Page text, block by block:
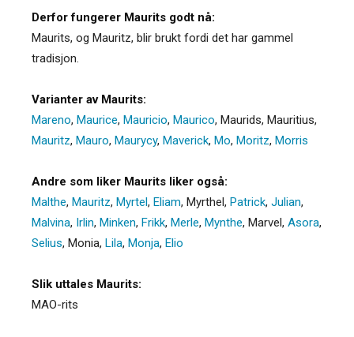
Derfor fungerer Maurits godt nå:
Maurits, og Mauritz, blir brukt fordi det har gammel
tradisjon.
Varianter av Maurits:
Mareno, Maurice, Mauricio, Maurico, Maurids, Mauritius,
Mauritz, Mauro, Maurycy, Maverick, Mo, Moritz, Morris
Andre som liker Maurits liker også:
Malthe, Mauritz, Myrtel, Eliam, Myrthel, Patrick, Julian,
Malvina, Irlin, Minken, Frikk, Merle, Mynthe, Marvel, Asora,
Selius, Monia, Lila, Monja, Elio
Slik uttales Maurits:
MAO-rits